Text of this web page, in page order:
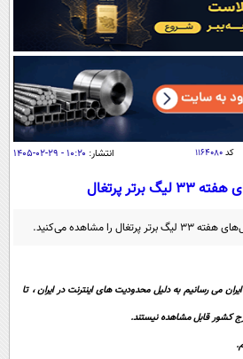
نظرسنجی
آب و هوا
اوقات شرعی
سواد زندگی
اقتصاد
اقتصادی
جامعه
یک برش دانایی
کد۱۱۶۴۰۸۰ انتشار: ۱۰:۲۰ - ۲۹-۰۲-۱۴۰۵
برتر پرتغال
را مشاهده می‌کنید.
می رسانیم به دلیل محدودیت های اینترنت در ایران ، تا
کشور قابل مشاهده نیستند.